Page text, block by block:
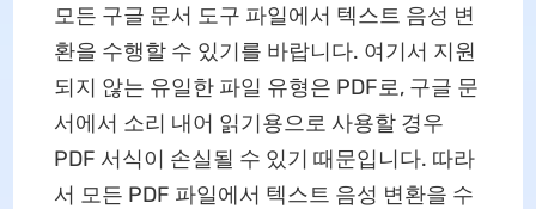
모든 구글 문서 도구 파일에서 텍스트 음성 변
환을 수행할 수 있기를 바랍니다. 여기서 지원
되지 않는 유일한 파일 유형은 PDF로, 구글 문
서에서 소리 내어 읽기용으로 사용할 경우
PDF 서식이 손실될 수 있기 때문입니다. 따라
서 모든 PDF 파일에서 텍스트 음성 변환을 수